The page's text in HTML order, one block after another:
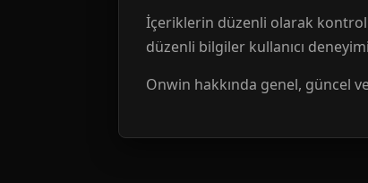
İçeriklerin düzenli olarak kontrol
düzenli bilgiler kullanıcı
Onwin hakkında genel, güncel